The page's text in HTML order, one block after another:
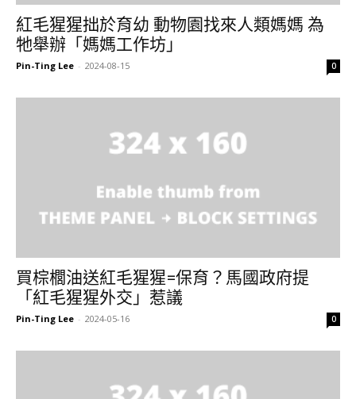
紅毛猩猩拙於育幼 動物園找來人類媽媽 為
牠舉辦「媽媽工作坊」
Pin-Ting Lee - 2024-08-15 0
買棕櫚油送紅毛猩猩=保育？馬國政府提
「紅毛猩猩外交」惹議
Pin-Ting Lee - 2024-05-16 0